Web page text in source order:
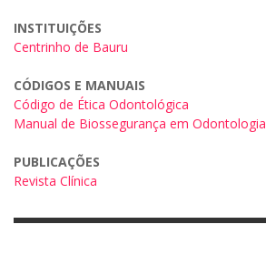
INSTITUIÇÕES
Centrinho de Bauru
CÓDIGOS E MANUAIS
Código de Ética Odontológica
Manual de Biossegurança em Odontologia
PUBLICAÇÕES
Revista Clínica